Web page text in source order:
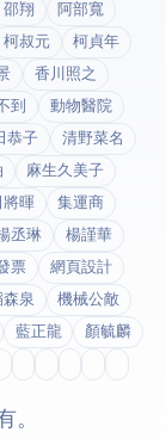
邵翔
阿部寬
柯叔元
柯貞年
香川照之
到
動物醫院
恭子
清野菜名
麻生久美子
將暉
集運商
丞琳
楊謹華
票
網頁設計
森泉
機械公敵
藍正龍
顏毓麟
。